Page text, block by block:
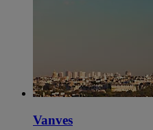
Vanves